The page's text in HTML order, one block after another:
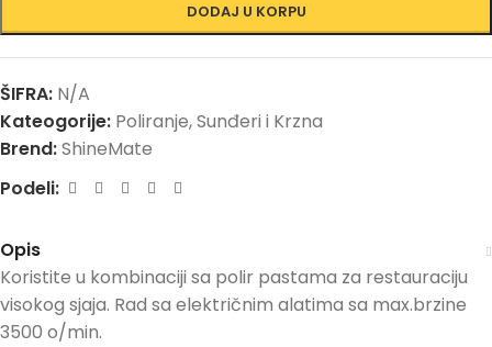
DODAJ U KORPU
ŠIFRA: N/A
Kateogorije: Poliranje,Sunđeri i Krzna
Brend:ShineMate
Podeli:
Opis
Koristite u kombinaciji sa polir pastama za restauraciju
visokog sjaja. Rad sa električnim alatima sa max.brzine
3500 o/min.